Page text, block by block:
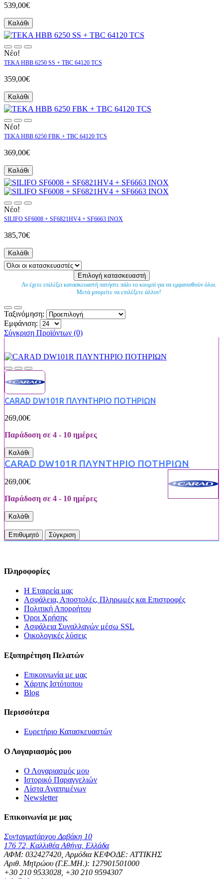
539,00€
Καλάθι
Νέο!
TEKA HBB 6250 SS + TBC 64120 TCS
359,00€
Καλάθι
Νέο!
TEKA HBB 6250 FBK + TBC 64120 TCS
369,00€
Καλάθι
Νέο!
SILIFO SF6008 + SF6821HV4 + SF6663 INOX
385,70€
Καλάθι
Αν έχετε επιλέξει κατασκευαστή πατήστε πάλι το κουμπί για να εμφανισθούν όλοι.
Μετά μπορείτε να επιλέξετε άλλον!
Ταξινόμηση:
Εμφάνιση:
Σύγκριση Προϊόντων (0)
CARAD DW101R ΠΛΥΝΤΗΡΙΟ ΠΟΤΗΡΙΩΝ
269,00€
Παράδοση σε 4 - 10 ημέρες
Καλάθι
CARAD DW101R ΠΛΥΝΤΗΡΙΟ ΠΟΤΗΡΙΩΝ
269,00€
Παράδοση σε 4 - 10 ημέρες
Καλάθι
Επιθυμητό Σύγκριση
Πληροφορίες
Η Εταιρεία μας
Ασφάλεια, Αποστολές, Πληρωμές και Επιστροφές
Πολιτική Απορρήτου
Όροι Χρήσης
Ασφάλεια Συναλλαγών μέσω SSL
Οικολογικές λύσεις
Εξυπηρέτηση Πελατών
Επικοινωνία με μας
Χάρτης Ιστότοπου
Blog
Περισσότερα
Ευρετήριο Κατασκευαστών
Ο Λογαριασμός μου
Ο Λογαριασμός μου
Ιστορικό Παραγγελιών
Λίστα Αγαπημένων
Newsletter
Επικοινωνία με μας
Συνταγματάρχου Δαβάκη 10
176 72, Καλλιθέα Αθήνα, Ελλάδα
ΑΦΜ: 032427420, Αρμόδια ΚΕΦΟΔΕ: ΑΤΤΙΚΗΣ
Αριθ. Μητρώου (Γ.Ε.ΜΗ.): 127901501000
+30 210 9533028, +30 210 9594307